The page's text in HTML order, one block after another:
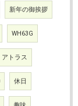
新年の御挨拶
WH63G
アトラス
休日